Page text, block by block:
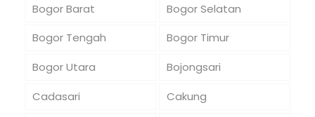
Bogor Barat
Bogor Selatan
Bogor Tengah
Bogor Timur
Bogor Utara
Bojongsari
Cadasari
Cakung